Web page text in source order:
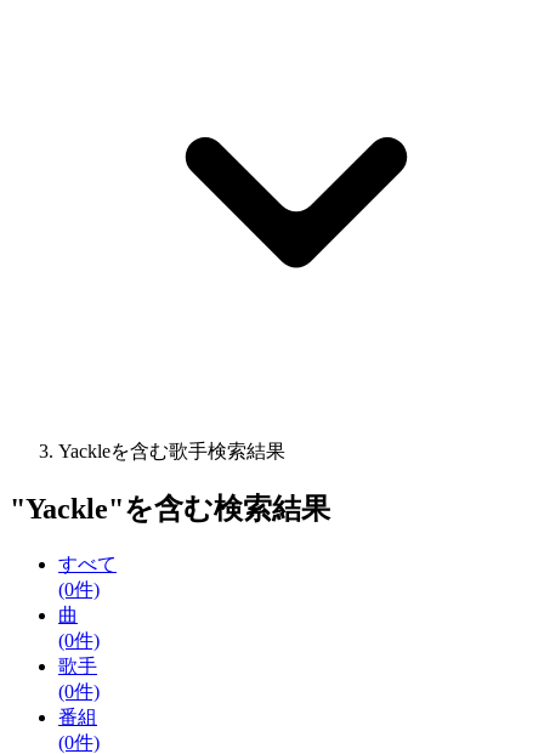
Yackleを含む歌手検索結果
"Yackle"を含む検索結果
すべて
(0件)
曲
(0件)
歌手
(0件)
番組
(0件)